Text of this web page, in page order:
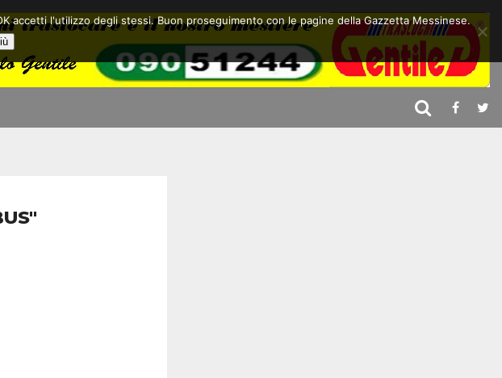
accetti l'utilizzo degli stessi. Buon proseguimento con le pagine della Gazzetta Messinese.